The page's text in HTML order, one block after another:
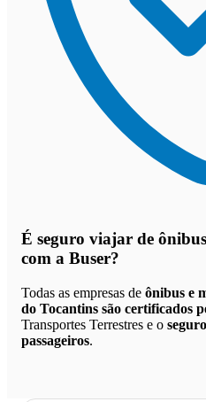
É seguro viajar de
com a Buser?
Todas as empresas de ônibus e
do Tocantins são certificados
Transportes Terrestres e o
passageiros.